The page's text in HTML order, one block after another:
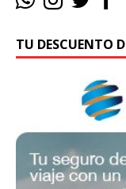
TU DESCUENTO